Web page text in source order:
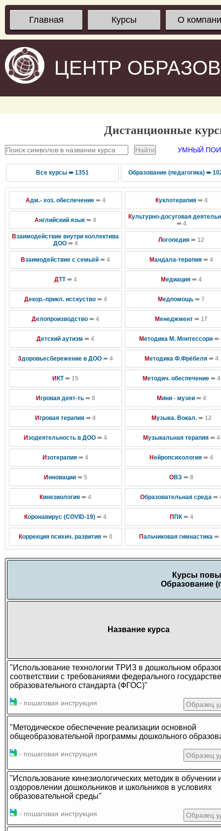
Главная Курсы О
ЦЕНТР
Дистанционные
УМНЫЙ
Все курсы ➠ 1351 Образование (педагогика) ➠
Адм.- хоз. обеспечение ➠ 4
Английский язык ➠ 4
Взаимодействие внутри коллектива
ДОО ➠ 4
Взаимодействие с семьёй ➠ 4
ДТТ➠ 4
Декор.-прикл. исскуство ➠ 4
Делопроизводство ➠ 4
Детский аутизм ➠ 4
Здоровьесбережение в ДОО ➠ 4
И КТ➠ 15
Игровая деят-ть ➠ 8
Игровая терапия ➠ 4
Изодеятельность в ДОО ➠ 4
Изотерапия ➠ 4
Инновации ➠ 5
Кинезиология ➠ 4
Коронавирус (COVID-19) ➠ 4
Коррекция психич. развития ➠ 0
Куклотерапия ➠ 4
Культурно-досуговая
➠ 4
Логопедия ➠ 12
Мандала-терапия ➠ 4
Медиация ➠ 4
Медпомощь ➠ 7
Менеджмент ➠ 17
Методика М. Монтессори ➠
Методика Ф.Фрёбеля ➠ 4
Методич. обеспечение ➠ 4
Мини - музеи ➠ 4
Музыка. Вокал. ➠ 12
Музыкальная терапия ➠ 4
Нейропсихология ➠ 4
ОВЗ ➠ 8
Образовательная среда ➠
П ПК➠ 4
Пальчиковая гимнастика ➠
Курсы
Образование
Название курса
"Использование технологии ТРИЗ в дошкольном
соответствии с требованиями федерального
образовательного стандарта (ФГОС)"
- пошаговая инструкция Образец
"Методическое обеспечение реализации основной
общеобразовательной программы дошкольного
- пошаговая инструкция Образец
"Использование кинезиологических методик в обучении
оздоровлении дошкольников и школьников в условиях
образовательной среды"
- пошаговая инструкция Образец